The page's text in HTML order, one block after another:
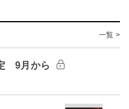
一覧 >
9月から